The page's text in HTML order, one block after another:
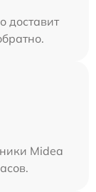
доставит
Midea